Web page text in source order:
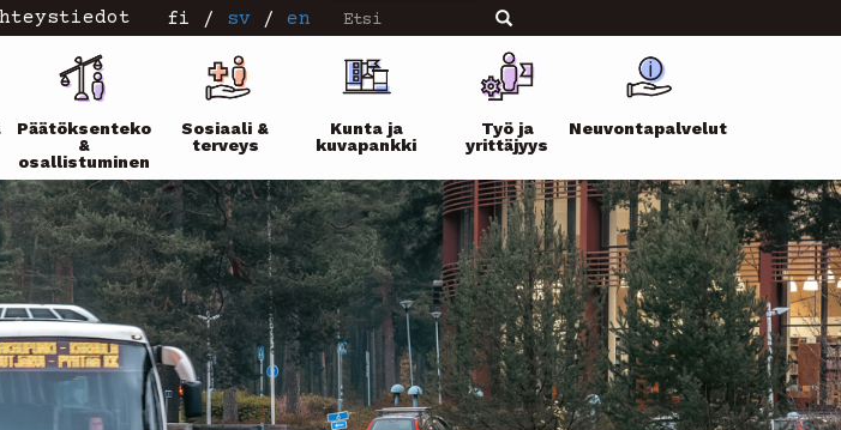
fi / sv / en Etsi Etsi
Päätöksenteko
&
osallistuminen
Sosiaali &
terveys
Kunta ja
kuvapankki
Työ ja
yrittäjyys
Neuvontapalvelut